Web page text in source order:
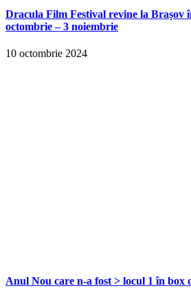
Dracula Film Festival revine la Brașov
octombrie – 3 noiembrie
10 octombrie 2024
Anul Nou care n-a fost > locul 1 în box